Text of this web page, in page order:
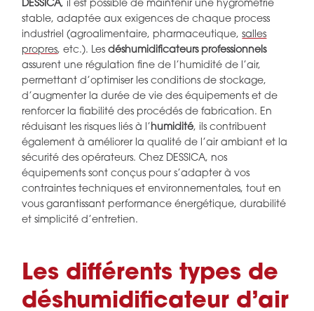
DESSICA, il est possible de maintenir une hygrométrie
stable, adaptée aux exigences de chaque process
industriel (agroalimentaire, pharmaceutique,salles
propres, etc.). Lesdéshumidificateurs professionnels
assurent une régulation fine de l’humidité de l’air,
permettant d’optimiser les conditions de stockage,
d’augmenter la durée de vie des équipements et de
renforcer la fiabilité des procédés de fabrication. En
réduisant les risques liés à l’ humidité, ils contribuent
également à améliorer la qualité de l’air ambiant et la
sécurité des opérateurs. Chez DESSICA, nos
équipements sont conçus pour s’adapter à vos
contraintes techniques et environnementales, tout en
vous garantissant performance énergétique, durabilité
et simplicité d’entretien.
Les différents types de
déshumidificateur d’air